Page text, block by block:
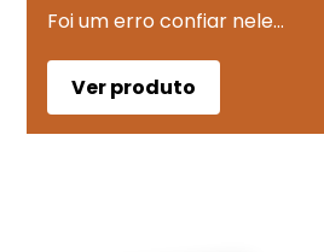
Foi um erro confiar nele…
Ver produto